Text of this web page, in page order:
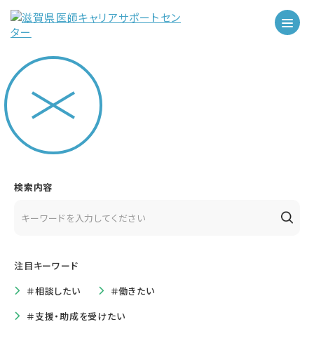
検索内容
注目キーワード
＃相談したい
＃働きたい
＃支援・助成を受けたい